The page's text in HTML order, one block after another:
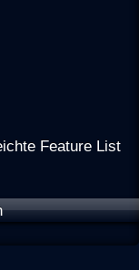
Feature List